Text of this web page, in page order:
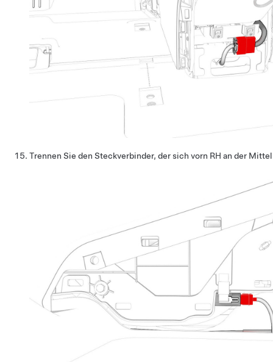
Trennen Sie den Steckverbinder, der sich vorn RH an der